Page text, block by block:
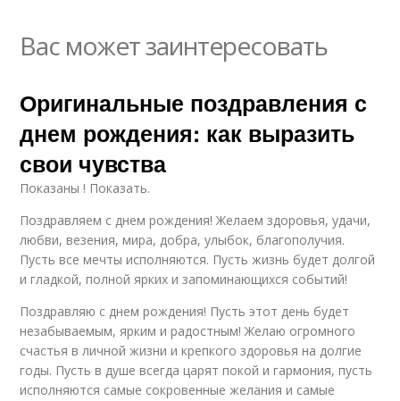
Вас может заинтересовать
Оригинальные поздравления с
днем рождения: как выразить
свои чувства
Показаны ! Показать.
Поздравляем с днем рождения! Желаем здоровья, удачи,
любви, везения, мира, добра, улыбок, благополучия.
Пусть все мечты исполняются. Пусть жизнь будет долгой
и гладкой, полной ярких и запоминающихся событий!
Поздравляю с днем рождения! Пусть этот день будет
незабываемым, ярким и радостным! Желаю огромного
счастья в личной жизни и крепкого здоровья на долгие
годы. Пусть в душе всегда царят покой и гармония, пусть
исполняются самые сокровенные желания и самые